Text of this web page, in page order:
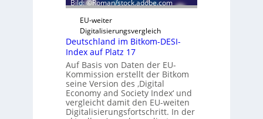
r
i
t
s
e
r
ö
f
f
n
Bild: ©Roman/stock.adobe.com
EU-weiter
Digitalisierungsvergleich
Deutschland im Bitkom-DESI-
Index auf Platz 17
Auf Basis von Daten der EU-
Kommission erstellt der Bitkom
seine Version des ‚Digital
Economy and Society Index‘ und
vergleicht damit den EU-weiten
Digitalisierungsfortschritt. In der